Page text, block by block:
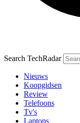
Search TechRadar
Nieuws
Koopgidsen
Review
Telefoons
Tv's
Laptops